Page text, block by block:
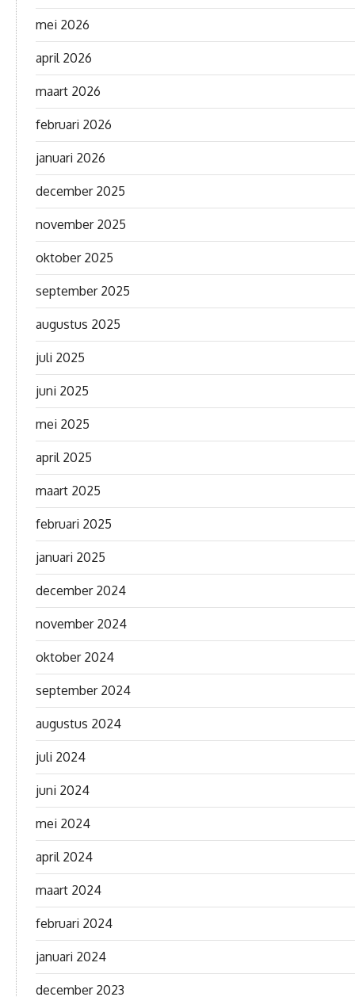
mei 2026
april 2026
maart 2026
februari 2026
januari 2026
december 2025
november 2025
oktober 2025
september 2025
augustus 2025
juli 2025
juni 2025
mei 2025
april 2025
maart 2025
februari 2025
januari 2025
december 2024
november 2024
oktober 2024
september 2024
augustus 2024
juli 2024
juni 2024
mei 2024
april 2024
maart 2024
februari 2024
januari 2024
december 2023